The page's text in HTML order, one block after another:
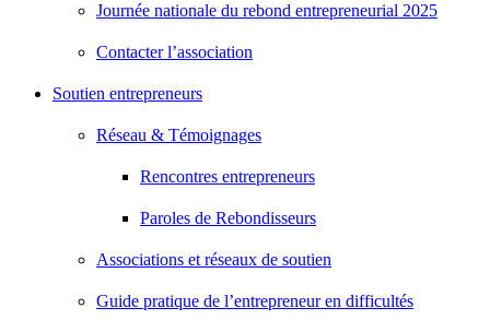
Journée nationale du rebond entrepreneurial 2025
Contacter l’association
Soutien entrepreneurs
Réseau & Témoignages
Rencontres entrepreneurs
Paroles de Rebondisseurs
Associations et réseaux de soutien
Guide pratique de l’entrepreneur en difficultés